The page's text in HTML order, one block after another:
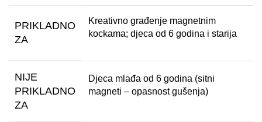
PRIKLADNO
ZA
Kreativno građenje magnetnim
kockama; djeca od 6 godina i starija
NIJE
PRIKLADNO
ZA
Djeca mlađa od 6 godina (sitni
magneti – opasnost gušenja)